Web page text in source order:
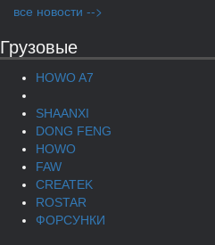
все новости -->
Грузовые
HOWO A7
SHAANXI
DONG FENG
HOWO
FAW
CREATEK
ROSTAR
ФОРСУНКИ